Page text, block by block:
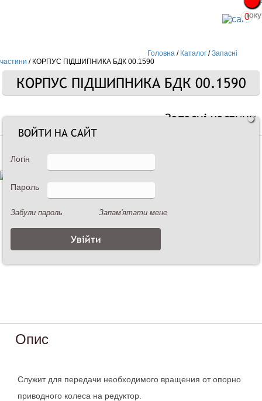
0
Головна / Каталог /Запасні
частини / КОРПУС ПІДШИПНИКА БДК 00.1590
КОРПУС ПІДШИПНИКА БДК 00.1590
Запасні частини
Опис
Служит для передачи необходимого вращения от опорно
приводного колеса на редуктор.
ВОЙТИ НА САЙТ
Логін
Пароль
Забули пароль Запам'ятати мене